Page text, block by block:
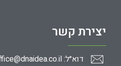
יצירת קשר
דוא״ל: office@dnaidea.co.il